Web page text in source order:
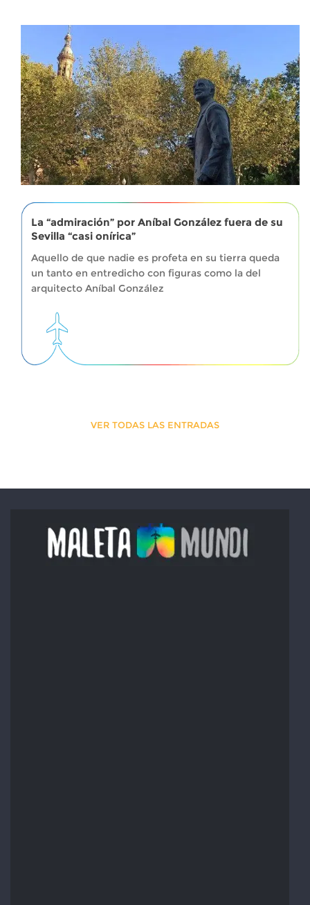
La “admiración” por Aníbal González fuera de su
Sevilla “casi onírica”
Aquello de que nadie es profeta en su tierra queda
un tanto en entredicho con figuras como la del
arquitecto Aníbal González
VER TODAS LAS ENTRADAS